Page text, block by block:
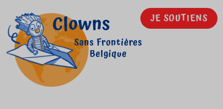
JE SOUTIENS
Clowns
Sans Frontières
Belgique